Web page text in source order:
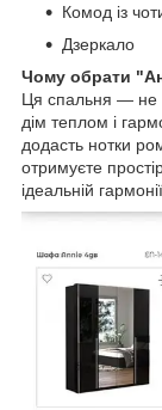
Комод із
Дзеркало
Чому обрати
Ця спальня — не
дім теплом і
додасть нотки
отримуєте
ідеальній гармонії.